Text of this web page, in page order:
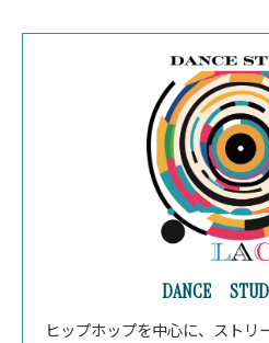
DANCE
ヒップホップを中心に、ストリ